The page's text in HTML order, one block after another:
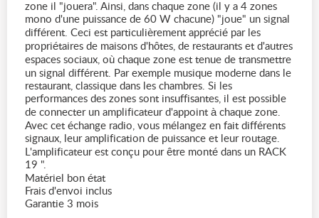
zone il "jouera". Ainsi, dans chaque zone (il y a 4 zones
mono d'une puissance de 60 W chacune) "joue" un signal
différent. Ceci est particulièrement apprécié par les
propriétaires de maisons d'hôtes, de restaurants et d'autres
espaces sociaux, où chaque zone est tenue de transmettre
un signal différent. Par exemple musique moderne dans le
restaurant, classique dans les chambres. Si les
performances des zones sont insuffisantes, il est possible
de connecter un amplificateur d'appoint à chaque zone.
Avec cet échange radio, vous mélangez en fait différents
signaux, leur amplification de puissance et leur routage.
L'amplificateur est conçu pour être monté dans un RACK
19 ".
Matériel bon état
Frais d'envoi inclus
Garantie 3 mois